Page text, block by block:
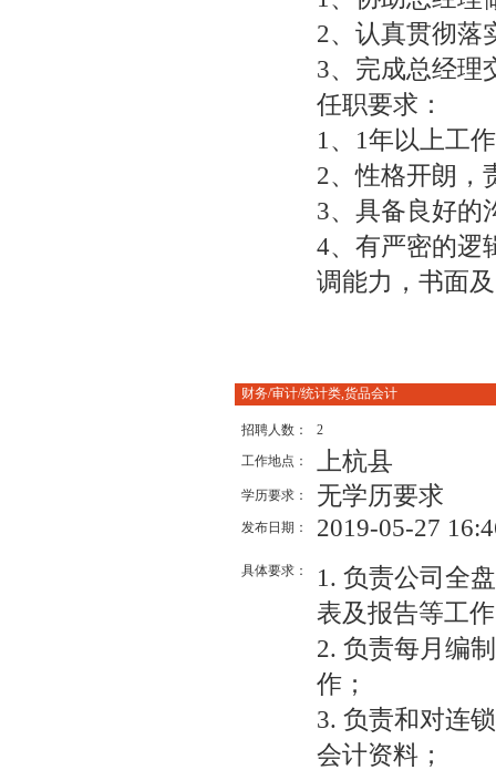
2、认真贯彻落
3、完成总经理
任职要求：
1、1年以上工
2、性格开朗，
3、具备良好的
4、有严密的逻
调能力，书面
财务/审计/统计类,货品会计
招聘人数：
2
工作地点：
上杭县
学历要求： 无学历要求
发布日期： 2019-05-27
具体要求：
1. 负责公司全
表及报告等工
2. 负责每月编
作；
3. 负责和对连
会计资料；